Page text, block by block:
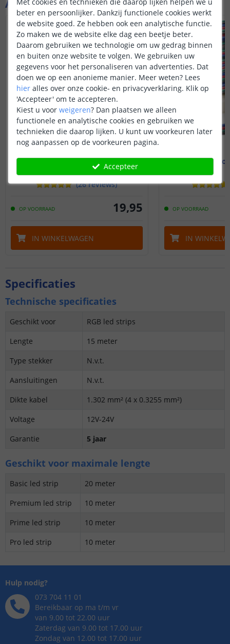
Soldeerbout voor ledstrips
met tin en standaard
(26 reviews)
OP VOORRAAD 19,95
IN WINKELWAGEN
2,5 meter
OP VOORRAAD
IN
Specificaties
Technische specificaties
Geschikt voor
RGB led strips
Lengte
15 meter
Type stekker
N.v.t.
Aansluitingen
N.v.t.
Dikte kabel
1.302 mm² (4 x 0.3255 mm²)
Voltage
12V-24V
Garantie
5 jaar
Geschikt voor maximale lengte
Basic led strip
20 meter
Premium led strip
10 meter
Prime led strip
10 meter
Pro led strip
10 meter
Hulp nodig?
073 704 11 01
Bereikbaar op ma t/m vr
van 9.00 tot 22.00 uur
Zaterdag van 9.00 tot 17.00 uur
Zondag van 12.00 tot 17.00 uur
beter en persoonlijker. Dankzij functionele cookies werkt
de website goed. Ze hebben ook een analytische functie.
Zo maken we de website elke dag een beetje beter.
Daarom gebruiken we technologie om uw gedrag binnen
en buiten onze website te volgen. We gebruiken uw
gegevens voor het personaliseren van advertenties. Dat
doen we op een anonieme manier. Meer weten? Lees
hier alles over onze cookie- en privacyverklaring. Klik op
'Accepteer' om te accepteren.
Kiest u voor weigeren? Dan plaatsen we alleen
functionele en analytische cookies en gebruiken we
technieken die daarop lijken. U kunt uw voorkeuren later
nog aanpassen op de voorkeuren pagina.
Accepteer